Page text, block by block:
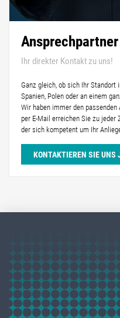
Ihr direkter Kontakt zu uns!
Ganz gleich, ob sich Ihr Standort
Spanien, Polen oder an einem
Wir haben immer den
per E-Mail erreichen Sie zu jeder
der sich kompetent um Ihr
KONTAKTIEREN SIE UNS